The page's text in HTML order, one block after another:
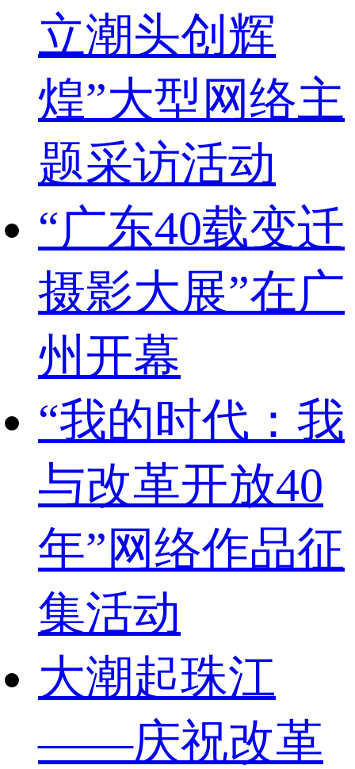
立潮头创辉
煌”大型网络主
题采访活动
“广东40载变迁
摄影大展”在广
州开幕
“我的时代：我
与改革开放40
年”网络作品征
集活动
大潮起珠江
——庆祝改革